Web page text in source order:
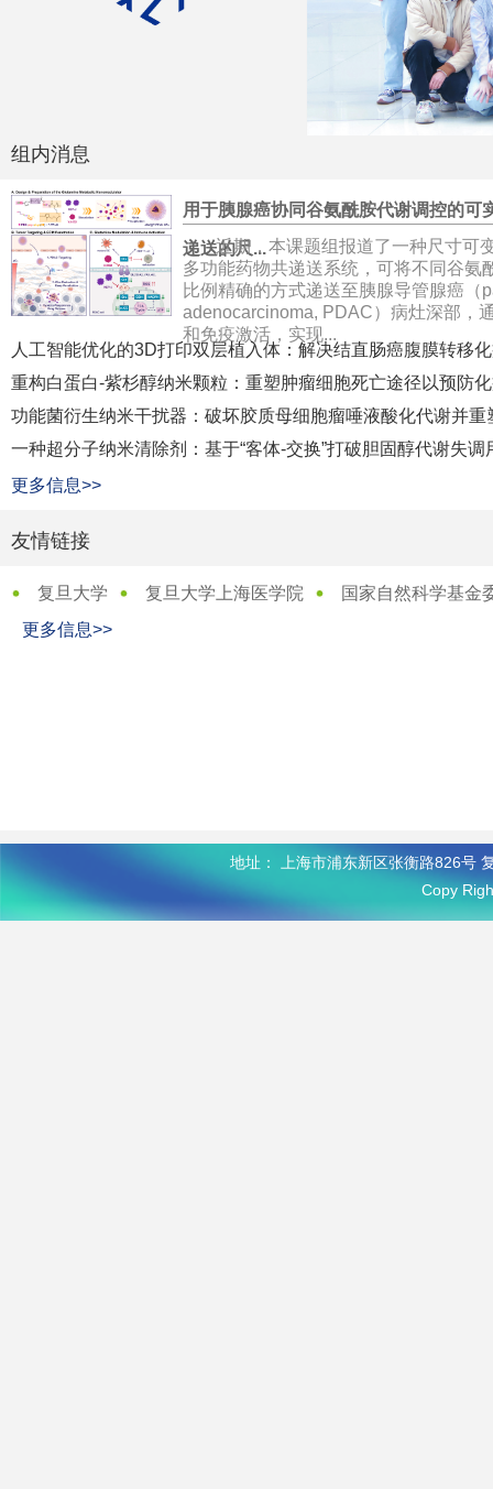
组内消息
用于胰腺癌协同谷氨酰胺代谢调控的可
递送的尺...
近期，本课题组报道了一种尺寸可
多功能药物共递送系统，可将不同谷氨
比例精确的方式递送至胰腺导管腺癌（
adenocarcinoma, PDAC）病灶深部，
和免疫激活，实现...
人工智能优化的3D打印双层植入体：解决结直肠癌腹膜转移
重构白蛋白-紫杉醇纳米颗粒：重塑肿瘤细胞死亡途径以预防
功能菌衍生纳米干扰器：破坏胶质母细胞瘤唾液酸化代谢并重
一种超分子纳米清除剂：基于“客体-交换”打破胆固醇代谢失
更多信息>>
友情链接
复旦大学 复旦大学上海医学院
国家自然科学基金
更多信息>>
地址： 上海市浦东新区张衡路826
Copy